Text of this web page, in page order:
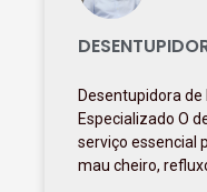
Desentupidora
Especializado O
serviço essencial
mau cheiro,